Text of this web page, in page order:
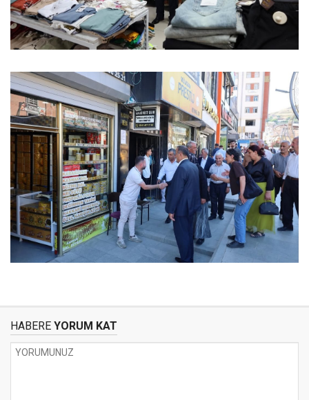
HABERE YORUM KAT